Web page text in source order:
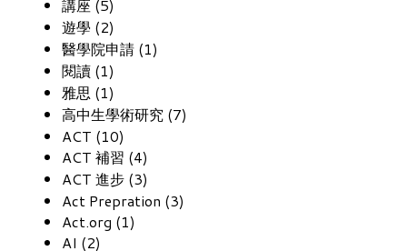
講座 (5)
遊學 (2)
醫學院申請 (1)
閱讀 (1)
雅思 (1)
高中生學術研究 (7)
ACT (10)
ACT 補習 (4)
ACT 進步 (3)
Act Prepration (3)
Act.org (1)
AI (2)